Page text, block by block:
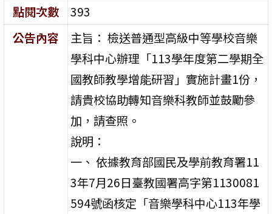
點閱次數
393
公告內容
主旨： 檢送普通型高級中等學校音樂
學科中心辦理「113學年度第二學期全
國教師教學增能研習」實施計畫1份，
請貴校協助轉知音樂科教師並鼓勵參
加，請查照。
說明：
一、 依據教育部國民及學前教育署11
3年7月26日臺教國署高字第1130081
594號函核定「音樂學科中心113年學